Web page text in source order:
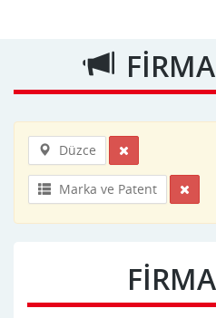
Düzce
Marka ve Patent